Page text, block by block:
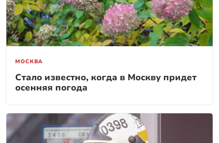
МОСКВА
Стало известно, когда в Москву придет
осенняя погода